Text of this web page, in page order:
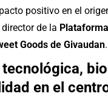
positivo en el
director de la
Goods de Givaudan.
en el